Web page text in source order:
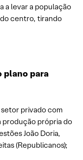
a levar a população
centro, tirando
plano para
privado com
produção própria do
João Doria,
(Republicanos);